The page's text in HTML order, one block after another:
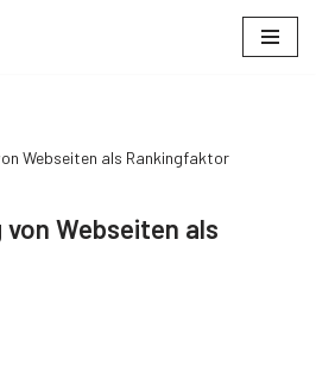
Webseiten als Rankingfaktor
Webseiten als